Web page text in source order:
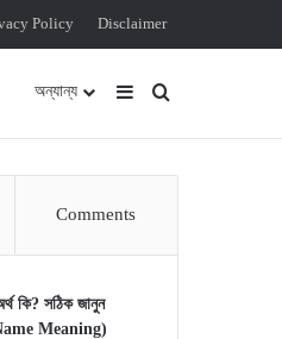
Policy Disclaimer
অন্যান্য Sidebar
Comments
কি? সঠিক জানুন
Meaning)